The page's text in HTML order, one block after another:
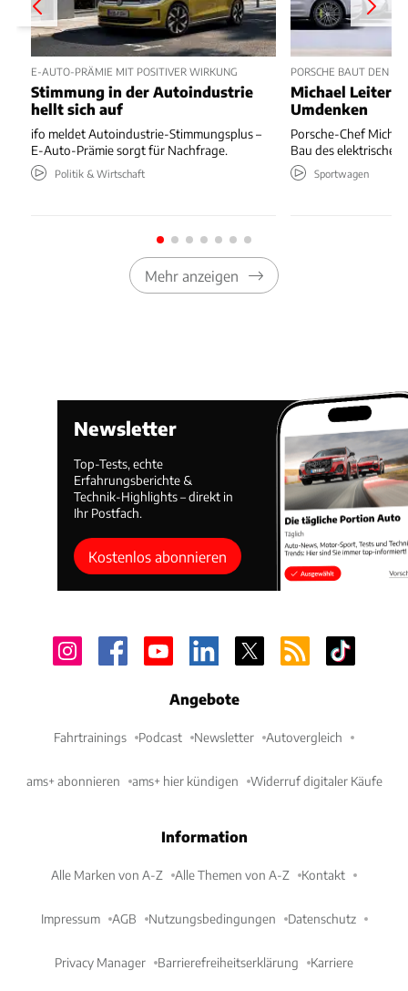
E-AUTO-PRÄMIE MIT POSITIVER WIRKUNG
Stimmung in der Autoindustrie
hellt sich auf
ifo meldet Autoindustrie-Stimmungsplus –
E-Auto-Prämie sorgt für Nachfrage.
Politik & Wirtschaft
PORSCHE BAUT DEN
Michael Leiters
Umdenken
Porsche-Chef
Bau des elektrischen
Sportwagen
Mehr anzeigen
Newsletter
Top-Tests, echte
Erfahrungsberichte &
Technik-Highlights – direkt in
Ihr Postfach.
Kostenlos abonnieren
Angebote
Fahrtrainings Podcast Newsletter Autovergleich
ams+ abonnieren ams+ hier kündigen Widerruf digitaler Käufe
Information
Alle Marken von A-Z Alle Themen von A-Z Kontakt
Impressum AGB Nutzungsbedingungen Datenschutz
Privacy Manager Barrierefreiheitserklärung Karriere